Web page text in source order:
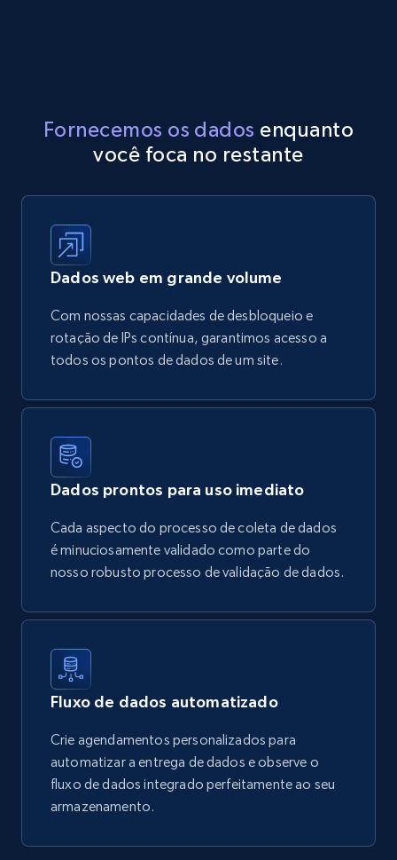
Fornecemos os dados enquanto
você foca no restante
Dados web em grande volume
Com nossas capacidades de desbloqueio e
rotação de IPs contínua, garantimos acesso a
todos os pontos de dados de um site.
Dados prontos para uso imediato
Cada aspecto do processo de coleta de dados
é minuciosamente validado como parte do
nosso robusto processo de validação de dados.
Fluxo de dados automatizado
Crie agendamentos personalizados para
automatizar a entrega de dados e observe o
fluxo de dados integrado perfeitamente ao seu
armazenamento.